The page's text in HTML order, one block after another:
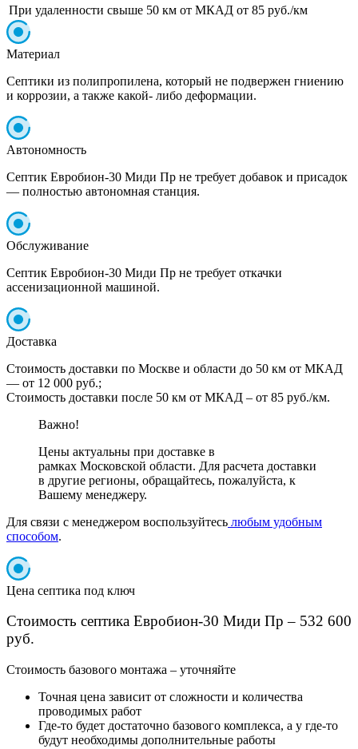
При удаленности свыше 50 км от МКАД от 85 руб./км
Материал
Септики из полипропилена, который не подвержен гниению
и коррозии, а также какой- либо деформации.
Автономность
Септик Евробион-30 Миди Пр не требует добавок и присадок
— полностью автономная станция.
Обслуживание
Септик Евробион-30 Миди Пр не требует откачки
ассенизационной машиной.
Доставка
Стоимость доставки по Москве и области до 50 км от МКАД
— от 12 000 руб.;
Стоимость доставки после 50 км от МКАД – от 85 руб./км.
Важно!
Цены актуальны при доставке в
рамках Московской области. Для расчета доставки
в другие регионы, обращайтесь, пожалуйста, к
Вашему менеджеру.
Для связи с менеджером воспользуйтесь любым удобным
способом.
Цена септика под ключ
Стоимость септика Евробион-30 Миди Пр – 532 600
руб.
Cтоимость базового монтажа – уточняйте
Точная цена зависит от сложности и количества
проводимых работ
Где-то будет достаточно базового комплекса, а у где-то
будут необходимы дополнительные работы